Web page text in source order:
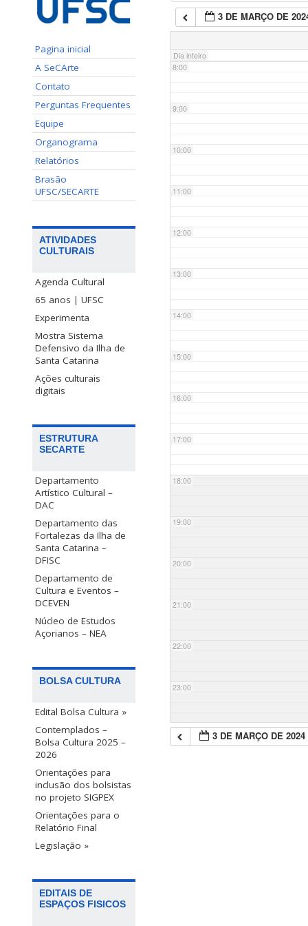
Pagina inicial
A SeCArte
Contato
Perguntas Frequentes
Equipe
Organograma
Relatórios
Brasão
UFSC/SECARTE
ATIVIDADES
CULTURAIS
Agenda Cultural
65 anos | UFSC
Experimenta
Mostra Sistema
Defensivo da Ilha de
Santa Catarina
Ações culturais
digitais
ESTRUTURA
SECARTE
Departamento
Artístico Cultural –
DAC
Departamento das
Fortalezas da Ilha de
Santa Catarina –
DFISC
Departamento de
Cultura e Eventos –
DCEVEN
Núcleo de Estudos
Açorianos – NEA
BOLSA CULTURA
Edital Bolsa Cultura »
Contemplados –
Bolsa Cultura 2025 –
2026
Orientações para
inclusão dos bolsistas
no projeto SIGPEX
Orientações para o
Relatório Final
Legislação »
EDITAIS DE
ESPAÇOS FISICOS
3 DE MARÇO DE
Dia inteiro
7:00
8:00
9:00
10:00
11:00
12:00
13:00
14:00
15:00
16:00
17:00
18:00
19:00
20:00
21:00
22:00
23:00
3 DE MARÇO DE 2024